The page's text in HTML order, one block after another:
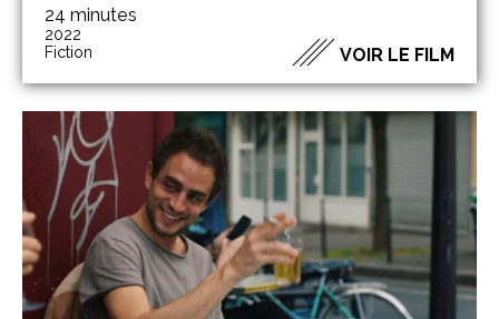
24 minutes
2022
Fiction
VOIR LE FILM